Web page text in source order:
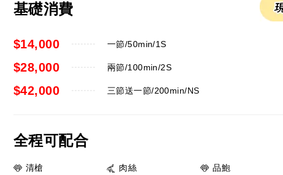
基礎消費
一節/50min/1S
$14,000
兩節/100min/2S
$28,000
三節送一節/200min/NS
$42,000
全程可配合
清槍 肉絲 品鮑